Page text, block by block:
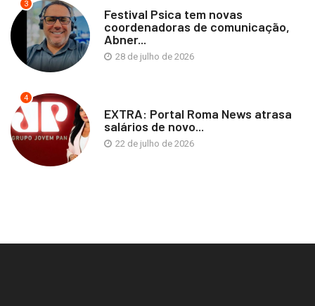
3
Festival Psica tem novas
coordenadoras de comunicação,
Abner...
28 de julho de 2026
4
EXTRA: Portal Roma News atrasa
salários de novo...
22 de julho de 2026